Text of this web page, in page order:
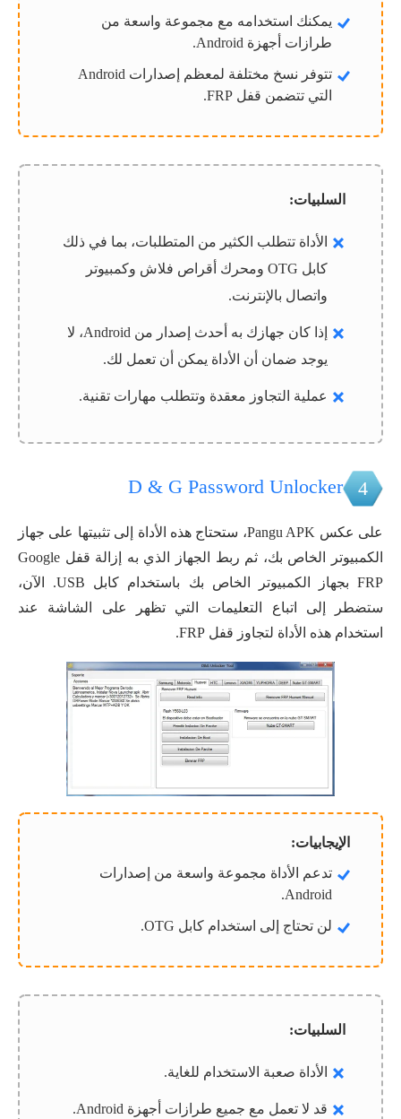
يمكنك استخدامه مع مجموعة واسعة من
طرازات أجهزة Android.
تتوفر نسخ مختلفة لمعظم إصدارات Android
التي تتضمن قفل FRP.
السلبيات:
الأداة تتطلب الكثير من المتطلبات، بما في ذلك
كابل OTG ومحرك أقراص فلاش وكمبيوتر
واتصال بالإنترنت.
إذا كان جهازك به أحدث إصدار من Android، لا
يوجد ضمان أن الأداة يمكن أن تعمل لك.
عملية التجاوز معقدة وتتطلب مهارات تقنية.
4
D & G Password Unlocker
على عكس Pangu APK، ستحتاج هذه الأداة إلى تثبيتها على جهاز
الكمبيوتر الخاص بك، ثم ربط الجهاز الذي به إزالة قفل Google
FRP بجهاز الكمبيوتر الخاص بك باستخدام كابل USB. الآن،
ستضطر إلى اتباع التعليمات التي تظهر على الشاشة عند
استخدام هذه الأداة لتجاوز قفل FRP.
الإيجابيات:
تدعم الأداة مجموعة واسعة من إصدارات
Android.
لن تحتاج إلى استخدام كابل OTG.
السلبيات:
الأداة صعبة الاستخدام للغاية.
قد لا تعمل مع جميع طرازات أجهزة Android.